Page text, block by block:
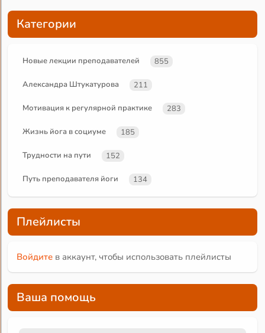
Категории
Новые лекции преподавателей 855
Александра Штукатурова 211
Мотивация к регулярной практике 283
Жизнь йога в социуме 185
Трудности на пути 152
Путь преподавателя йоги 134
Плейлисты
Войдите в аккаунт, чтобы использовать плейлисты
Ваша помощь